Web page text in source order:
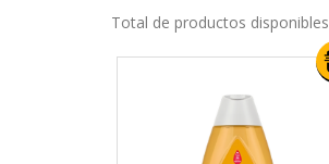
Total de productos disponibles